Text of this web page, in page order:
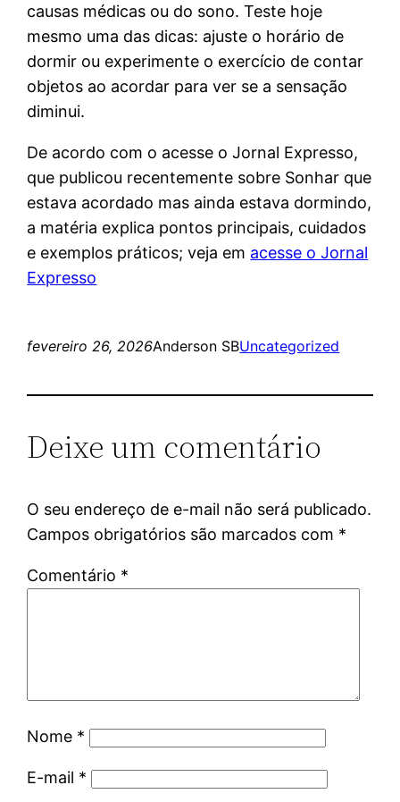
causas médicas ou do sono. Teste hoje
mesmo uma das dicas: ajuste o horário de
dormir ou experimente o exercício de contar
objetos ao acordar para ver se a sensação
diminui.
De acordo com o acesse o Jornal Expresso,
que publicou recentemente sobre Sonhar que
estava acordado mas ainda estava dormindo,
a matéria explica pontos principais, cuidados
e exemplos práticos; veja em acesse o Jornal
Expresso
fevereiro 26, 2026Anderson SBUncategorized
Deixe um comentário
O seu endereço de e-mail não será publicado.
Campos obrigatórios são marcados com *
Comentário *
Nome *
E-mail *